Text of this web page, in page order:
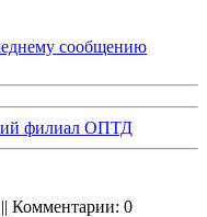
филиал ОПТД
Комментарии: 0